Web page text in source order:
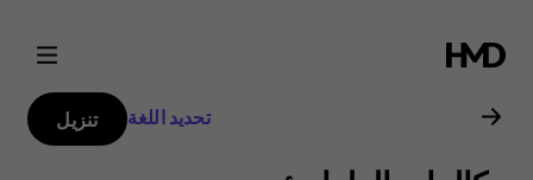
دليل
مستخدم تحديد اللغة تنزيل